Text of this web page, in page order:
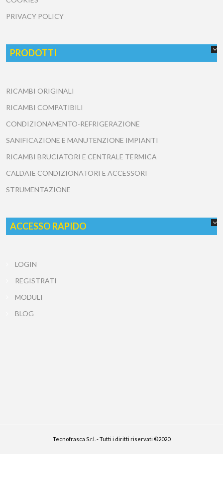
PRIVACY POLICY
PRODOTTI
RICAMBI ORIGINALI
RICAMBI COMPATIBILI
CONDIZIONAMENTO-REFRIGERAZIONE
SANIFICAZIONE E MANUTENZIONE IMPIANTI
RICAMBI BRUCIATORI E CENTRALE TERMICA
CALDAIE CONDIZIONATORI E ACCESSORI
STRUMENTAZIONE
ACCESSO RAPIDO
LOGIN
REGISTRATI
MODULI
BLOG
Tecnofrasca S.r.l. - Tutti i diritti riservati ©2020